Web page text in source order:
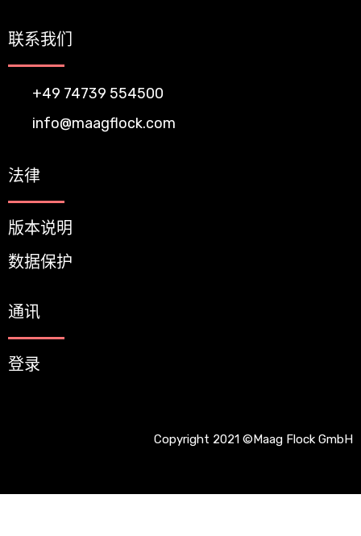
联系我们
+49 74739 554500
info@maagflock.com
法律
版本说明
数据保护
通讯
登录
Copyright 2021 ©Maag Flock GmbH